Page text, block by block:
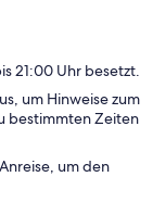
21:00 Uhr besetzt.
um Hinweise zum
bestimmten Zeiten
um den